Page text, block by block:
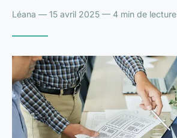
Léana — 15 avril 2025 — 4 min de lecture